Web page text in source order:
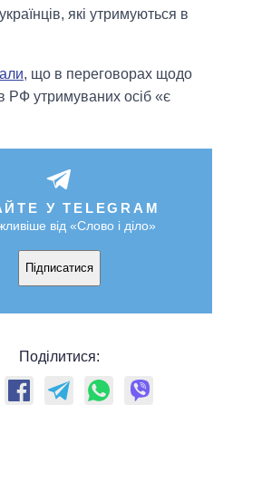
які утримуються в
, що в переговорах щодо
РФ утримуваних осіб «є
У TELEGRAM
від «Слово і діло»
Підписатися
Поділитися: